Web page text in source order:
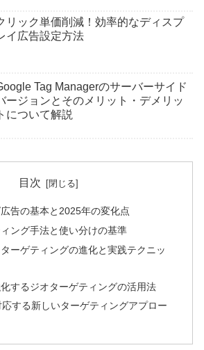
リック単価削減！効率的なディスプ
イ広告設定方法
Tag Managerのサーバーサイド
ージョンとそのメリット・デメリッ
トについて解説
目次
告の基本と2025年の変化点
ング手法と使い分けの基準
ーゲティングの進化と実践テクニッ
するジオターゲティングの活用法
する新しいターゲティングアプロー